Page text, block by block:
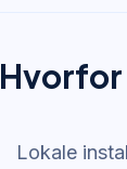
Lokale